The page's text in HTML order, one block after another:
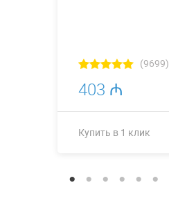
(9699)
403 ₼
Купить в 1 клик